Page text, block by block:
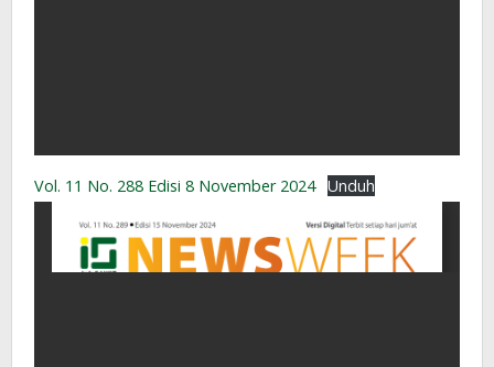
Vol. 11 No. 288 Edisi 8 November 2024 Unduh